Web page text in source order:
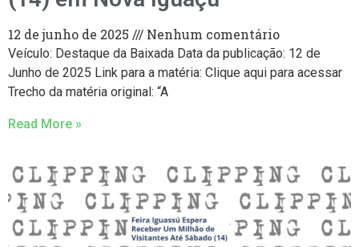
12 de junho de 2025 Nenhum comentário
Veículo: Destaque da Baixada Data da publicação: 12 de
Junho de 2025 Link para a matéria: Clique aqui para acessar
Trecho da matéria original: “A
Read More »